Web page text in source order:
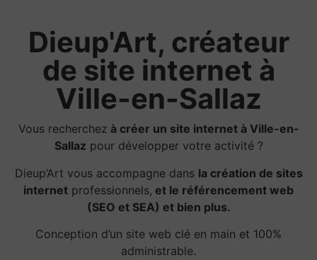
Dieup'Art, créateur
de site internet à
Ville-en-Sallaz
Vous recherchez à créer un site internet à Ville-en-
Sallaz pour développer votre activité ?
Dieup’Art vous accompagne dans la création de sites
internet professionnels, et le référencement web
(SEO et SEA) et bien plus.
Conception d’un site web clé en main et 100%
administrable.